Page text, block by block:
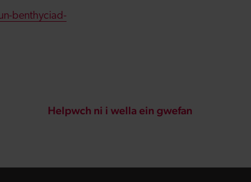
benthyciad-
Helpwch ni i wella ein gwefan